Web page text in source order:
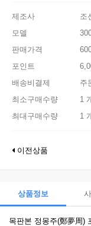
제조사
조
모델
판매가격
포인트
배송비결제
주
최소구매수량
1
최대구매수량
1
이전상품
상품정보
목판본 정몽주(鄭夢周)